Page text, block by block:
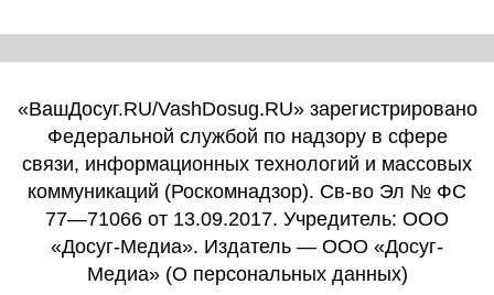
«ВашДосуг.RU/VashDosug.RU» зарегистрировано
Федеральной службой по надзору в сфере
связи, информационных технологий и массовых
коммуникаций (Роскомнадзор). Св-во Эл № ФС
77—71066 от 13.09.2017. Учредитель: ООО
«Досуг-Медиа». Издатель — ООО «Досуг-
Медиа» (О персональных данных)